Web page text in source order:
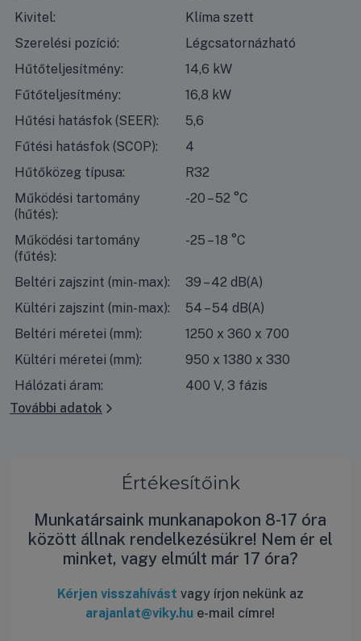
Kivitel:
Klíma szett
Szerelési pozíció:
Légcsatornázható
Hűtőteljesítmény:
14,6 kW
Fűtőteljesítmény:
16,8 kW
Hűtési hatásfok (SEER):
5,6
Fűtési hatásfok (SCOP):
4
Hűtőközeg típusa:
R32
Működési tartomány
(hűtés):
-20 – 52 °C
Működési tartomány
(fűtés):
-25 – 18 °C
Beltéri zajszint (min-max):
39 – 42 dB(A)
Kültéri zajszint (min-max):
54 – 54 dB(A)
Beltéri méretei (mm):
1250 x 360 x 700
Kültéri méretei (mm):
950 x 1380 x 330
Hálózati áram:
400 V, 3 fázis
További adatok
Értékesítőink
Munkatársaink munkanapokon 8-17 óra
között állnak rendelkezésükre! Nem ér el
minket, vagy elmúlt már 17 óra?
Kérjen visszahívást vagy írjon nekünk az
arajanlat@viky.hu e-mail címre!